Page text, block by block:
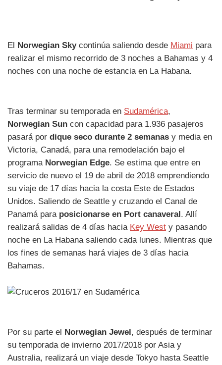
El Norwegian Skycontinúa saliendo desde Miami para
realizar el mismo recorrido de 3 noches a Bahamas y 4
noches con una noche de estancia en La Habana.
Tras terminar su temporada en Sudamérica,
Norwegian Sun con capacidad para 1.936 pasajeros
pasará por dique seco durante 2 semanas y media en
Victoria, Canadá, para una remodelación bajo el
programa Norwegian Edge. Se estima que entre en
servicio de nuevo el 19 de abril de 2018 emprendiendo
su viaje de 17 días hacia la costa Este de Estados
Unidos. Saliendo de Seattle y cruzando el Canal de
Panamá para posicionarse en Port canaveral. Allí
realizará salidas de 4 días hacia Key West y pasando
noche en La Habana saliendo cada lunes. Mientras que
los fines de semanas hará viajes de 3 días hacia
Bahamas.
Por su parte el Norwegian Jewel, después de terminar
su temporada de invierno 2017/2018 por Asia y
Australia, realizará un viaje desde Tokyo hasta Seattle